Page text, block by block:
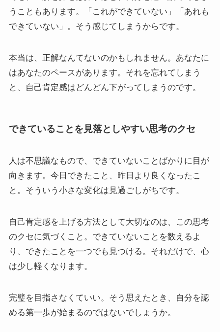
うこともあります。「これができていない」「あれも
できていない」。そう感じてしまうからです。
本当は、正解なんてないのかもしれません。あなたに
はあなたのペースがあります。それを忘れてしまう
と、自己肯定感はどんどん下がってしまうのです。
できていることを見落としやすい思考のクセ
人は不思議なもので、できていないことばかりに目が
向きます。今日できたこと、昨日より良くなったこ
と。そういう小さな変化は見過ごしがちです。
自己肯定感を上げる方法として大切なのは、この思考
のクセに気づくこと。できていないことを数えるよ
り、できたことを一つでも見つける。それだけで、心
は少し軽くなります。
完璧を目指さなくていい。そう思えたとき、自分を認
める第一歩が始まるのではないでしょうか。